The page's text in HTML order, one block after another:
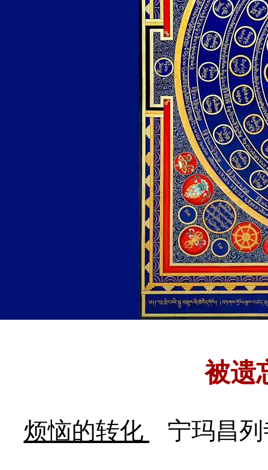
被遗
烦恼的转化
宁玛昌